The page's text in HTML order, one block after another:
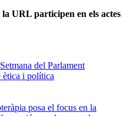
URL participen en els actes
del Parlament
ètica i política
posa el focus en la